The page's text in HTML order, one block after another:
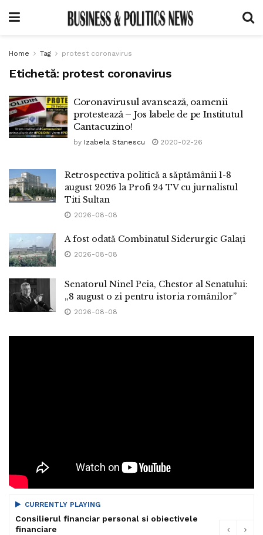
Home Tag protest coronavirus
Etichetă: protest coronavirus
Coronavirusul avansează, oamenii
protestează – Jos labele de pe Institutul
Cantacuzino!
by Izabela Stanescu 2020-02-26
Retrospectiva politică a săptămânii 1-8
august 2026 la Profi 24 TV cu jurnalistul
Titi Sultan
2026-08-08
A fost odată Combinatul Siderurgic Galați
2026-08-08
Senatorul Ninel Peia, Chestor al Senatului:
„8 august o zi pentru istoria românilor”
2026-08-08
CURRENTLY PLAYING
Consilierul financiar personal si obiectivele
financiare